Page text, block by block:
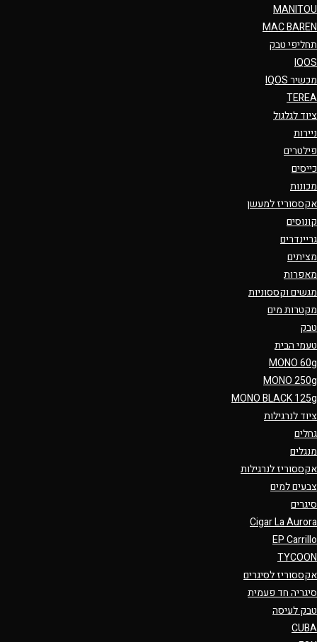
MANITOU
MAC BAREN
תחליפי טבק
IQOS
מכשיר IQOS
TEREA
ציוד לגלגול
ניירות
פילטרים
כייסים
מכונות
אקססוריז למעשן
קונוסים
גריינדרים
מציתים
מאפרות
מגשים וקססוניות
מקטרות מים
טבק
טעמי הבית
MONO 60g
MONO 250g
MONO BLACK 125g
ציוד לנרגילות
גחלים
מנגלים
אקססוריז לנרגילות
צבעים למים
סיגרים
Cigar La Aurora
EP Carrillo
TYCOON
אקססוריז לסיגרים
סיגריה חד פעמית
טבק לעיסה
CUBA